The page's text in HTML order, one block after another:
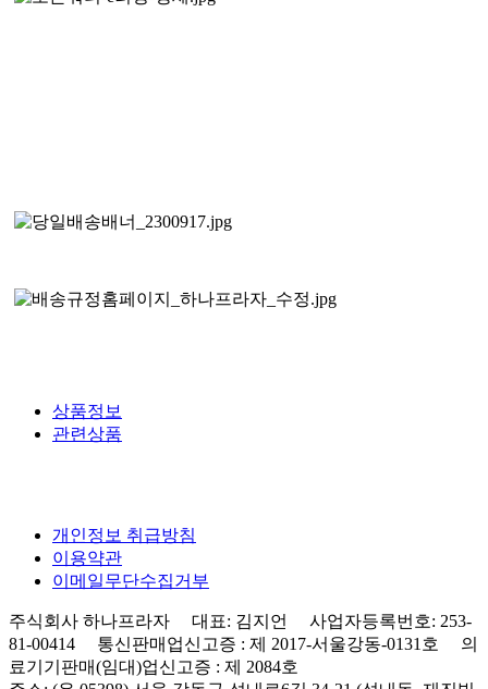
상품정보
관련상품
개인정보 취급방침
이용약관
이메일무단수집거부
주식회사 하나프라자 대표: 김지언 사업자등록번호: 253-
81-00414 통신판매업신고증 : 제 2017-서울강동-0131호 의
료기기판매(임대)업신고증 : 제 2084호